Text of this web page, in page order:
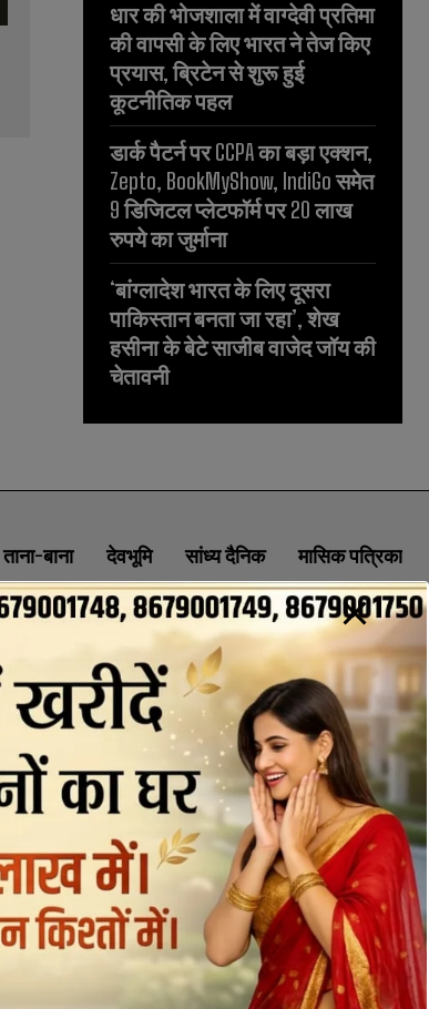
धार की भोजशाला में वाग्देवी प्रतिमा
की वापसी के लिए भारत ने तेज किए
प्रयास, ब्रिटेन से शुरू हुई
कूटनीतिक पहल
डार्क पैटर्न पर CCPA का बड़ा एक्शन,
Zepto, BookMyShow, IndiGo समेत
9 डिजिटल प्लेटफॉर्म पर 20 लाख
रुपये का जुर्माना
‘बांग्लादेश भारत के लिए दूसरा
पाकिस्तान बनता जा रहा’, शेख
हसीना के बेटे साजीब वाजेद जॉय की
चेतावनी
ताना-बाना देवभूमि सांध्य दैनिक मासिक पत्रिका
CONTACT PRIVACY POLICY NEWSLETTER
INFORMATION